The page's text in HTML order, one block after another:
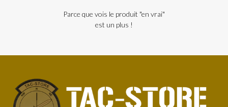
Parce que vois le produit "en vrai"
est un plus !